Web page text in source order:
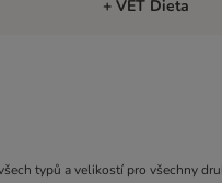
AkvaristikaOtevřít menu: Koně
+ VET Dieta
typů a velikostí pro všechny